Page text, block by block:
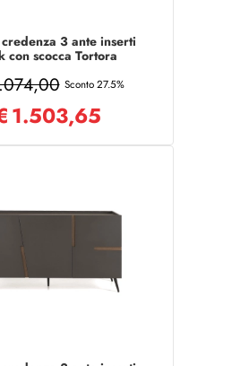
3 ante inserti
con scocca Tortora
Sconto 27.5%
1.503,65